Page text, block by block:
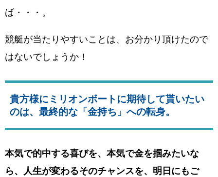
ば・・・。
競艇が当たりやすいことは、お分かり頂けたので
はないでしょうか！
貴方様にミリオンボートに期待して貰いたい
のは、最終的な「金持ち」への転身。
本気で的中する喜びを、本気で金を掴みたいな
ら、人生が変わるそのチャンスを、明日にもご